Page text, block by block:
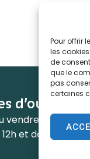
Pour offrir
les
de
que le
pas
certaines
vendredi :
et de 13h30 à